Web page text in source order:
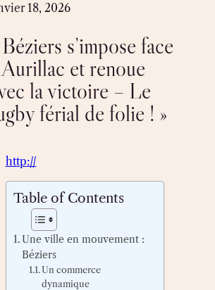
18, 2026
s’impose face
et renoue
la victoire – Le
férial de folie ! »
http://
Table of Contents
Une ville en mouvement :
Béziers
Un commerce
dynamique